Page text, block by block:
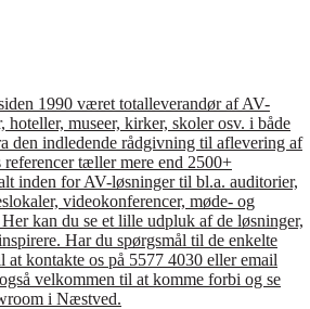
1990 været totalleverandør af AV-
museer, kirker, skoler osv. i både
den indledende rådgivning til aflevering af
tæller mere end 2500+
inden for AV-løsninger til bl.a. auditorier,
videokonferencer, møde- og
kan du se et lille udpluk af de løsninger,
Har du spørgsmål til de enkelte
at kontakte os på 5577 4030 eller email
velkommen til at komme forbi og se
i Næstved.